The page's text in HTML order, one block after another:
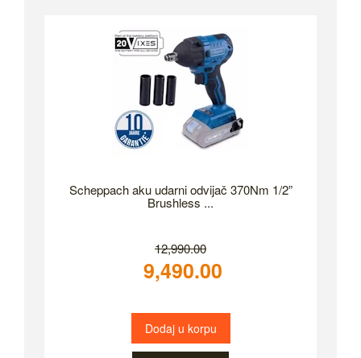
Scheppach aku udarni odvijač 370Nm 1/2”
Brushless ...
12,990.00
9,490.00
Dodaj u korpu